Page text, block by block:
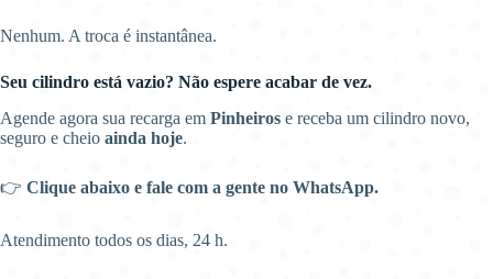
Nenhum. A troca é instantânea.
Seu cilindro está vazio? Não espere acabar de vez.
Agende agora sua recarga em Pinheiros e receba um cilindro novo,
seguro e cheio ainda hoje.
👉 Clique abaixo e fale com a gente no WhatsApp.
Atendimento todos os dias, 24 h.